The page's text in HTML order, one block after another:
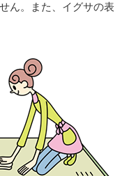
ん。また、イグサの表